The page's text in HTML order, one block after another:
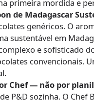
primeira mordida e
de Madagascar
genéricos. O
sustentável em
e sofisticado
convencionais.
Chef — não por
P&D sozinha. O